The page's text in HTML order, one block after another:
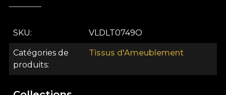
jouant sur des contours fluides et des détails
profondeur à votre décor.
La polyvalence de ce tissu décoratif premium en
fait un choix idéal pour une large variété d’usages :
des rideaux spectaculaires qui filtrent la lumière
SKU VLDLT0749O
Catégories de
produits
Tissus d'Ameublement